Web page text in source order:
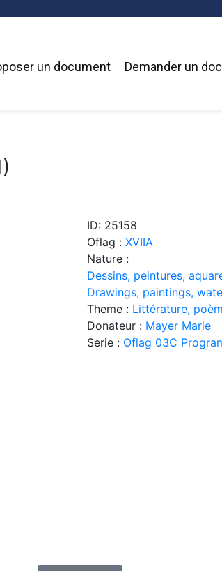
un document Demander un
ID: 25158
Oflag : XVIIA
Nature :
Dessins, peintures,
Drawings, paintings,
Theme : Littérature,
Donateur : Mayer Marie
Serie : Oflag 03C